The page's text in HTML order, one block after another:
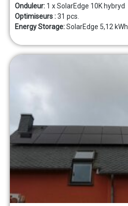
Onduleur: 1 x SolarEdge 10K hybryd
Optimiseurs :31 pcs.
Energy Storage:SolarEdge 5,12 kWh